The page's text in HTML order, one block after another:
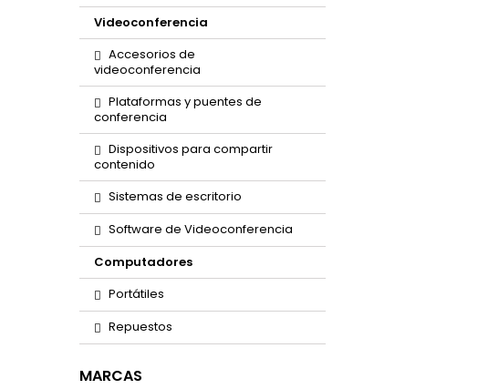
Videoconferencia
Accesorios de
videoconferencia
Plataformas y puentes de
conferencia
Dispositivos para compartir
contenido
Sistemas de escritorio
Software de Videoconferencia
Computadores
Portátiles
Repuestos
MARCAS